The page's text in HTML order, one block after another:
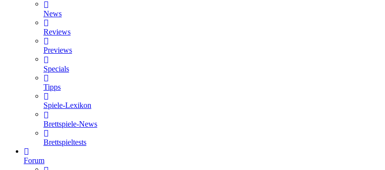
News
Reviews
Previews
Specials
Tipps
Spiele-Lexikon
Brettspiele-News
Brettspieltests
Forum